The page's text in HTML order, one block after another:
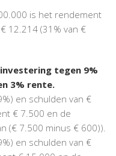
is het rendement
12.214 (31% van €
tegen 9%
3% rente.
en schulden van €
€ 7.500 en de
(€ 7.500 minus € 600)).
en schulden van €